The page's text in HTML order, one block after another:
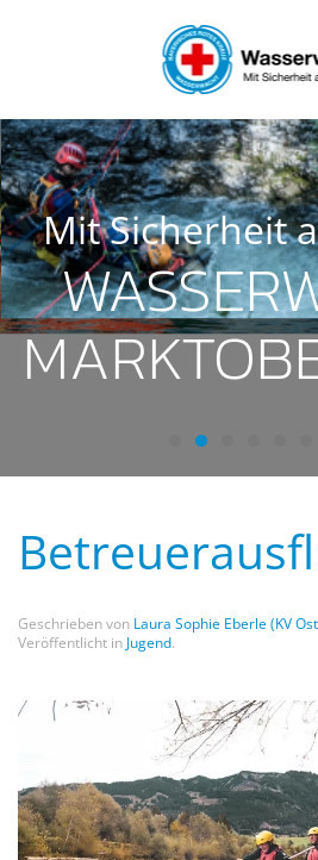
Skip to main content
Mit Sicherheit
Geschrieben von Laura Sophie Eberle (KV
Veröffentlicht in Jugend.